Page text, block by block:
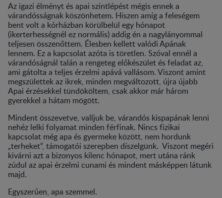
Az igazi élményt és apai szintlépést mégis ennek a
várandósságnak köszönhetem. Hiszen amíg a feleségem
bent volt a kórházban körülbelül egy hónapot
(ikerterhességnél ez normális) addig én a nagylányommal
teljesen összenőttem. Élesben kellett valódi Apának
lennem. Ez a kapcsolat azóta is töretlen. Szóval ennél a
várandóságnál talán a rengeteg előkészület és feladat az,
ami gátolta a teljes érzelmi apává vallásom. Viszont amint
megszülettek az ikrek, minden megváltozott, újra újabb
Apai érzésekkel tündököltem, csak akkor már három
gyerekkel a hátam mögött.
Mindent összevetve, valljuk be, várandós kispapának lenni
nehéz lelki folyamat minden férfinak. Nincs fizikai
kapcsolat még apa és gyermeke között, nem hordunk
„terheket”, támogatói szerepben díszelgünk. Viszont megéri
kivárni azt a bizonyos kilenc hónapot, mert utána ránk
zúdul az apai érzelmi cunami és mindent másképpen látunk
majd.
Egyszerűen, apa szemmel.